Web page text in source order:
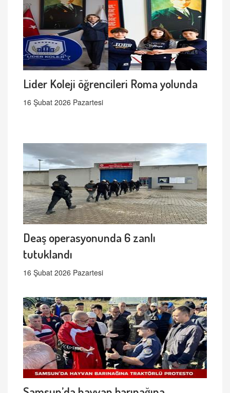
Lider Koleji öğrencileri Roma yolunda
16 Şubat 2026 Pazartesi
Deaş operasyonunda 6 zanlı
tutuklandı
16 Şubat 2026 Pazartesi